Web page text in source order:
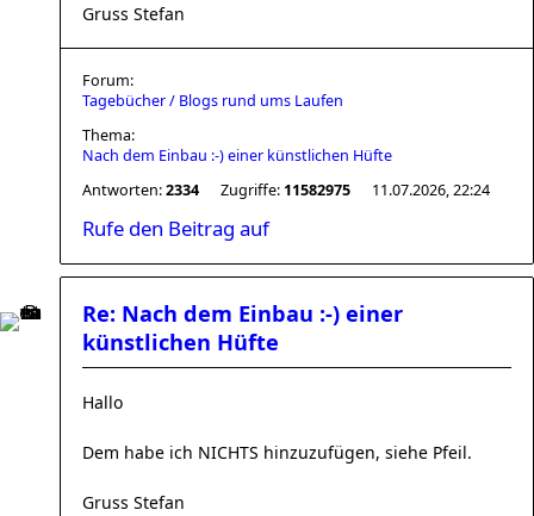
Gruss Stefan
Forum:
Tagebücher / Blogs rund ums Laufen
Thema:
Nach dem Einbau :-) einer künstlichen Hüfte
Antworten:2334 Zugriffe: 11582975 11.07.2026, 22:24
Rufe den Beitrag auf
Re: Nach dem Einbau :-) einer
künstlichen Hüfte
Hallo
Dem habe ich NICHTS hinzuzufügen, siehe Pfeil.
Gruss Stefan